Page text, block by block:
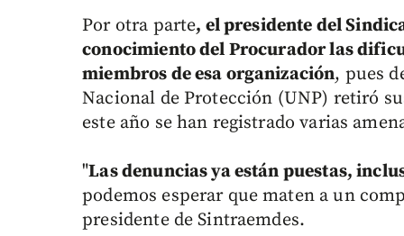
Por otra parte, el presidente del
conocimiento del Procurador las
miembros de esa organización, pues
Nacional de Protección (UNP) retiró
este año se han registrado varias
"Las denuncias ya están puestas,
podemos esperar que maten a un
presidente de Sintraemdes.